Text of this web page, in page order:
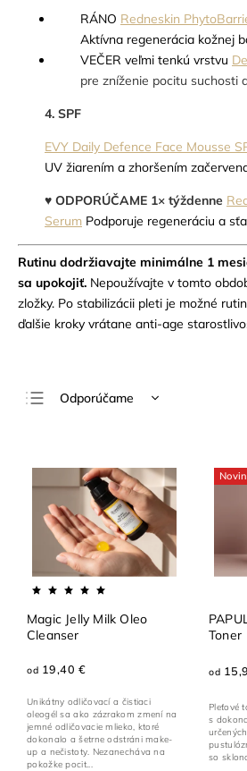
RÁNO Redneskin
Aktívna regenerácia kožnej
VEČER veľmi tenkú vrstvu
pre zníženie pocitu suchosti
4. SPF
EVY Daily Defence Face Mousse
UV žiarením a zhoršením
♥ ODPORÚČAME 1× týždenne
Serum Podporuje regeneráciu a
Rutinu dodržiavajte minimálne 1
sa upokojiť. Nepoužívajte v tomto
zložky. Po stabilizácii pleti je možné
ďalšie kroky vrátane anti-age
Odporúčame
Najpredávanejšie
Abecedne
Magic Jelly Milk Oleo
Cleanser
od 19,40 €
Unikátny odličovací a čistiaci
oleogél sa ako zázrakom zmení na
jemné odličovacie mlieko, ktoré
dokonalo a šetrne odstráni make-
up a nečistoty. Nezanecháva na
pokožke pocit...
Toner
od
Pleťové
s
so